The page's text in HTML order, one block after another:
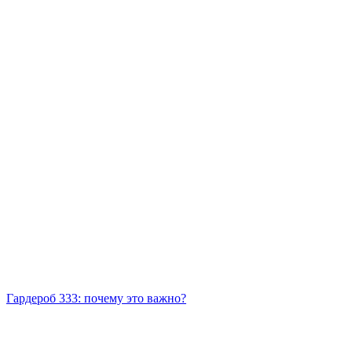
Гардероб 333: почему это важно?